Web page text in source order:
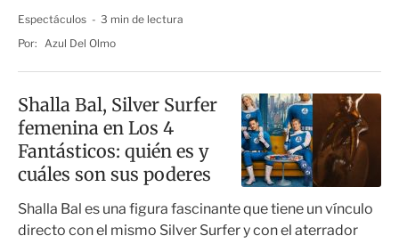
Espectáculos
3 min de lectura
Por: Azul Del Olmo
Shalla Bal, Silver Surfer
femenina en Los 4
Fantásticos: quién es y
cuáles son sus poderes
Shalla Bal es una figura fascinante que tiene un vínculo
directo con el mismo Silver Surfer y con el aterrador